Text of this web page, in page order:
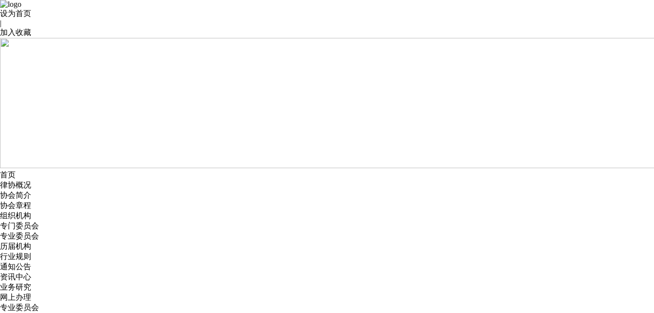
设为首页
|
加入收藏
首页
律协概况
协会简介
协会章程
组织机构
专门委员会
专业委员会
历届机构
行业规则
通知公告
资讯中心
业务研究
网上办理
专业委员会